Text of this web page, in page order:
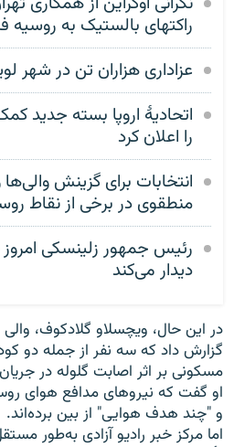
راکتهای بالستیک به روسیه
عزاداری هزاران تن در شهر
اتحادیهٔ اروپا بسته جدید
را اعلان کرد
انتخابات برای گزینش
منطقوی در برخی از نقاط
رئیس جمهور زلینسکی
دیدار می‌کند
در این حال، ویچسلاو گلادکوف،
گزارش داد که سه نفر از جمله دو
مسکونی بر اثر اصابت گلوله در
او گفت که نیروهای مدافع هوای
و "چند هدف هوایی" از بین برده‌اند.
اما مرکز خبر رادیو آزادی به‌طور